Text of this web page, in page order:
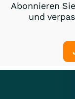
Abonnieren
und